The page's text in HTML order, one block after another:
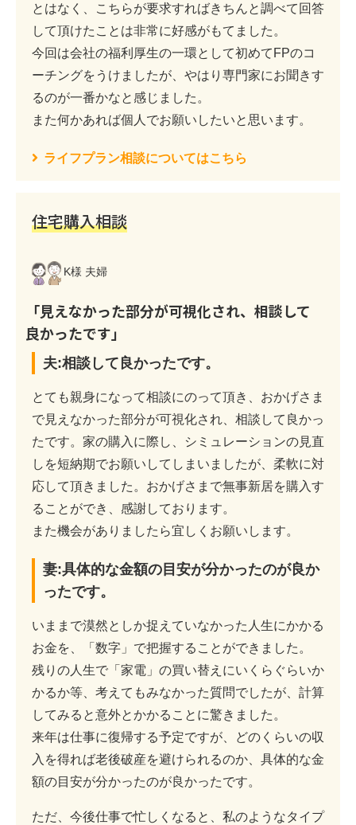
とはなく、こちらが要求すればきちんと調べて回答
して頂けたことは非常に好感がもてました。
今回は会社の福利厚生の一環として初めてFPのコ
ーチングをうけましたが、やはり専門家にお聞きす
るのが一番かなと感じました。
また何かあれば個人でお願いしたいと思います。
ライフプラン相談についてはこちら
住宅購入相談
K様 夫婦
「見えなかった部分が可視化され、相談して
良かったです」
夫:相談して良かったです。
とても親身になって相談にのって頂き、おかげさま
で見えなかった部分が可視化され、相談して良かっ
たです。家の購入に際し、シミュレーションの見直
しを短納期でお願いしてしまいましたが、柔軟に対
応して頂きました。おかげさまで無事新居を購入す
ることができ、感謝しております。
また機会がありましたら宜しくお願いします。
妻:具体的な金額の目安が分かったのが良か
ったです。
いままで漠然としか捉えていなかった人生にかかる
お金を、「数字」で把握することができました。
残りの人生で「家電」の買い替えにいくらぐらいか
かるか等、考えてもみなかった質問でしたが、計算
してみると意外とかかることに驚きました。
来年は仕事に復帰する予定ですが、どのくらいの収
入を得れば老後破産を避けられるのか、具体的な金
額の目安が分かったのが良かったです。
ただ、今後仕事で忙しくなると、私のようなタイプ